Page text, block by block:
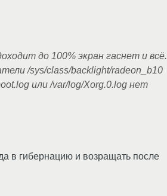
до 100% экран гаснет и всё.
/sys/class/backlight/radeon_b10
или /var/log/Xorg.0.log нет
в гибернацию и возращать после